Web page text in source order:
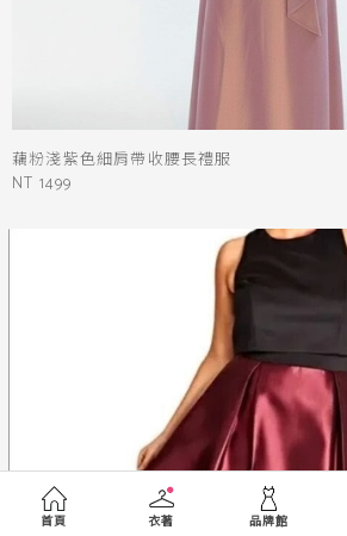
藕粉淺紫色細肩帶收腰長禮服
NT 1499
首頁 衣著 品牌館